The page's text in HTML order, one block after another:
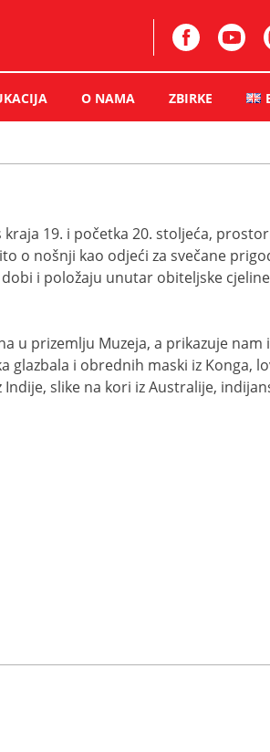
O NAMA ZBIRKE
19. i početka 20. stoljeća,
o nošnji kao odjeći za svečane
i položaju unutar obiteljske
prizemlju Muzeja, a prikazuje nam
i obrednih maski iz Konga,
slike na kori iz Australije,